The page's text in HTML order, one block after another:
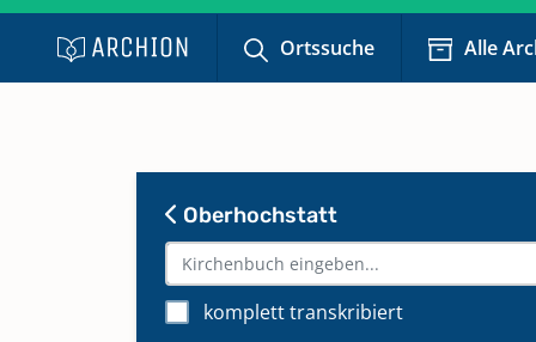
Ortssuche Alle
Oberhochstatt
komplett transkribiert
Alphabetisches Register zu
Bestattungen 1735 - 1829
Bestattungen 1830 - 1877